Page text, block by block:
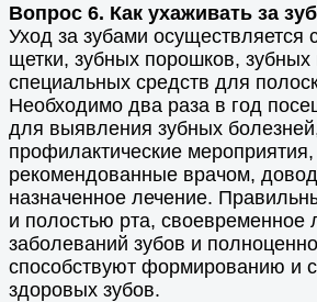
Вопрос 6. Как ухаживать за
Уход за зубами
щетки, зубных порошков, зубных
специальных средств для
Необходимо два раза в год
для выявления зубных
профилактические мероприятия,
рекомендованные врачом,
назначенное лечение.
и полостью рта, своевременное
заболеваний зубов и
способствуют формированию и
здоровых зубов.